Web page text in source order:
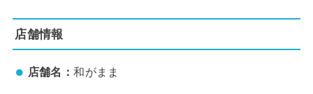
店舗情報
店舗名：和がまま